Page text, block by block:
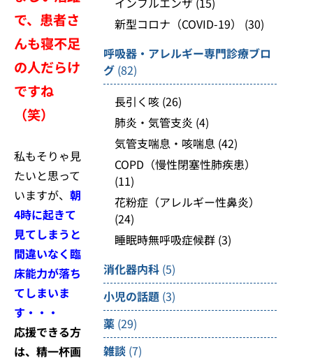
で、患者さ
んも寝不足
の人だらけ
ですね
（笑）
私もそりゃ見
たいと思って
いますが、 朝
4時に起きて
見てしまうと
間違いなく臨
床能力が落ち
てしまいま
す・・・
応援できる方
は、精一杯画
新型コロナ（COVID-19）
(30)
呼吸器・アレルギー専門診療ブロ
グ (82)
長引く咳 (26)
肺炎・気管支炎 (4)
気管支喘息・咳喘息 (42)
COPD（慢性閉塞性肺疾患）
(11)
花粉症（アレルギー性鼻炎）
(24)
睡眠時無呼吸症候群 (3)
消化器内科 (5)
小児の話題 (3)
薬 (29)
雑談 (7)